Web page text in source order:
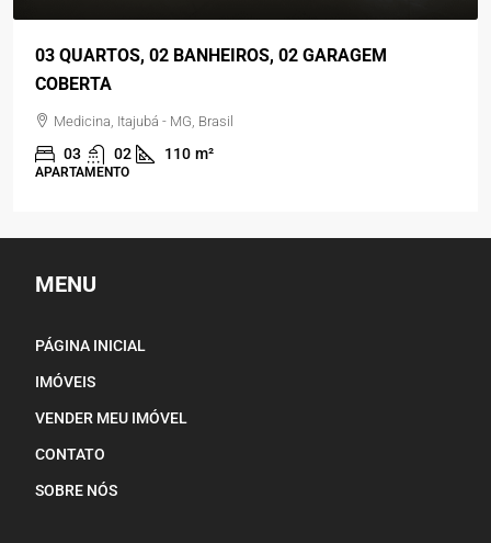
03 QUARTOS, 02 BANHEIROS, 02 GARAGEM
COBERTA
Medicina, Itajubá - MG, Brasil
03 02 110 m²
APARTAMENTO
MENU
PÁGINA INICIAL
IMÓVEIS
VENDER MEU IMÓVEL
CONTATO
SOBRE NÓS